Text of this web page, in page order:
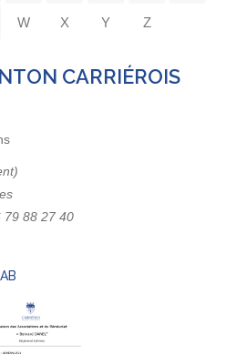
W X Y Z
CARRIÉROIS
79 88 27 40